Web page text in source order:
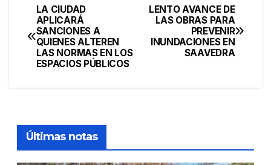
Navegación
de
entradas
LENTO AVANCE DE
LAS OBRAS PARA
PREVENIR
INUNDACIONES EN
SAAVEDRA
LA CIUDAD
APLICARÁ
SANCIONES A
QUIENES ALTEREN
LAS NORMAS EN LOS
ESPACIOS PÚBLICOS
Últimas notas